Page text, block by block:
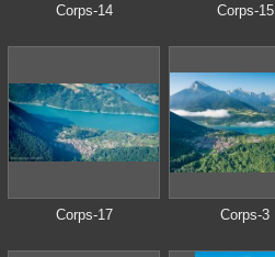
Corps-14 Corps-15
Corps-17 Corps-3